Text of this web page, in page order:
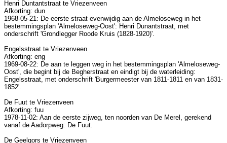
Henri Duntantstraat te Vriezenveen
Afkorting: dun
1968-05-21: De eerste straat evenwijdig aan de Almeloseweg in het
bestemmingsplan 'Almeloseweg-Oost': Henri Dunantstraat, met
onderschrift 'Grondlegger Roode Kruis (1828-1920)'.
Engelsstraat te Vriezenveen
Afkorting: eng
1969-08-22: De aan te leggen weg in het bestemmingsplan 'Almeloseweg-
Oost', die begint bij de Begherstraat en eindigt bij de waterleiding:
Engelsstraat, met onderschrift 'Burgermeester van 1811-1811 en van 1831-
1852'.
De Fuut te Vriezenveen
Afkorting: fuu
1978-11-02: Aan de eerste zijweg, ten noorden van De Merel, gerekend
vanaf de Aadorpweg: De Fuut.
De Geelgors te Vriezenveen